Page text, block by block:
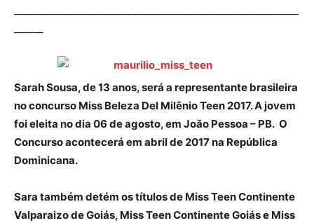
Sarah Sousa, de 13 anos, será a representante brasileira
no concurso Miss Beleza Del Milênio Teen 2017. A jovem
foi eleita no dia 06 de agosto, em João Pessoa – PB. O
Concurso acontecerá em abril de 2017 na República
Dominicana.
Sara também detém os títulos de Miss Teen Continente
Valparaizo de Goiás, Miss Teen Continente Goiás e Miss